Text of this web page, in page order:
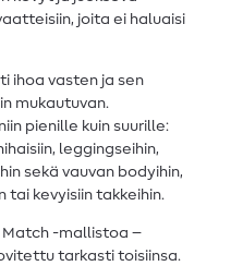
joita ei haluaisi
ihoa vasten ja sen
mukautuvan.
pienille kuin suurille:
leggingseihin,
sekä vauvan bodyihin,
tai kevyisiin takkeihin.
Match -mallistoa –
tarkasti toisiinsa.